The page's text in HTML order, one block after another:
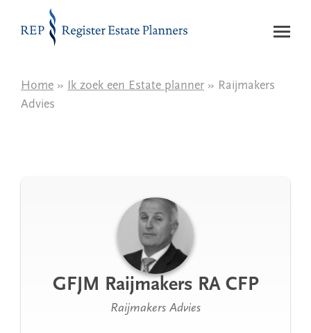
Naar de inhoud
Home » Ik zoek een Estate planner » Raijmakers
Advies
GFJM Raijmakers RA CFP
Raijmakers Advies